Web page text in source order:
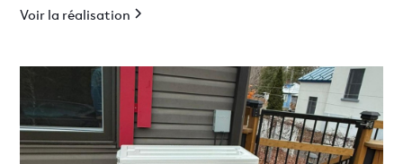
Voir la réalisation